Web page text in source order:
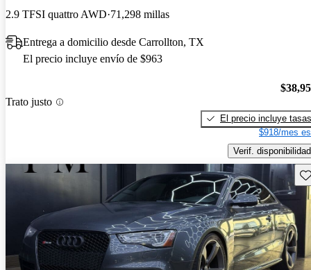
2.9 TFSI quattro AWD 71,298 millas
Entrega a domicilio desde Carrollton, TX
El precio incluye envío de $963
Trato justo
El precio incluye tasas
$918/mes
Verif. disponibilidad